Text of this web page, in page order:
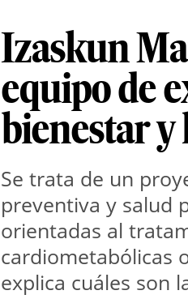
Izaskun
equipo de
bienestar y
Se trata de un
preventiva y salud
orientadas al
cardiometabólicas
explica cuáles son